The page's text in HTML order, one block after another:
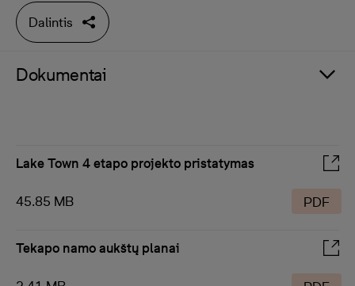
Dalintis
Dokumentai
Lake Town 4 etapo projekto pristatymas
45.85 MB PDF
Tekapo namo aukštų planai